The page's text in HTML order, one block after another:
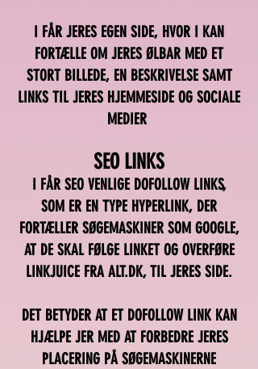
I FÅR JERES EGEN SIDE, HVOR I KAN
FORTÆLLE OM JERES ØLBAR MED ET
STORT BILLEDE, EN BESKRIVELSE SAMT
LINKS TIL JERES HJEMMESIDE OG SOCIALE
MEDIER
SEO LINKS
I FÅR SEO VENLIGE DOFOLLOW LINKS,
SOM ER EN TYPE HYPERLINK, DER
FORTÆLLER SØGEMASKINER SOM GOOGLE,
AT DE SKAL FØLGE LINKET OG OVERFØRE
LINKJUICE FRA ALT.DK, TIL JERES SIDE.
DET BETYDER AT ET DOFOLLOW LINK KAN
HJÆLPE JER MED AT FORBEDRE JERES
PLACERING PÅ SØGEMASKINERNE